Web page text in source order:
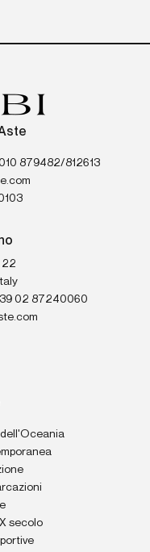
879482/812613
22
Italy
02 87240060
secolo